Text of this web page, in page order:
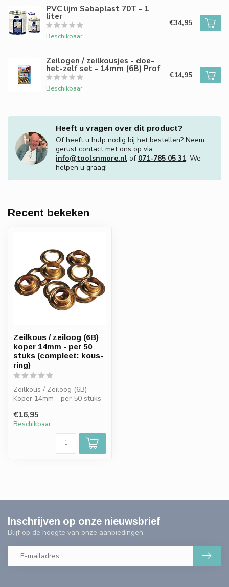
PVC lijm Sabaplast 70T - 1
liter
Beschikbaar
€34,95
Zeilogen / zeilkousjes - doe-
het-zelf set - 14mm (6B) Prof
Beschikbaar
€14,95
Heeft u vragen over dit product?
Of heeft u hulp nodig bij het bestellen? Neem
gerust contact met ons op via
info@toolsnmore.nl of 071-785 05 31. We
helpen u graag!
Recent bekeken
Zeilkous / zeiloog (6B)
koper 14mm - per 50
stuks (compleet: kous-
ring)
Zeilkous / Zeiloog (6B)
Koper 14mm - per 50 stuks
€16,95
Beschikbaar
Inschrijven op onze nieuwsbrief
Blijf op de hoogte van onze aanbiedingen